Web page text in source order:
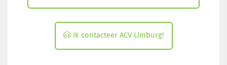
Ik contacteer ACV Limburg!